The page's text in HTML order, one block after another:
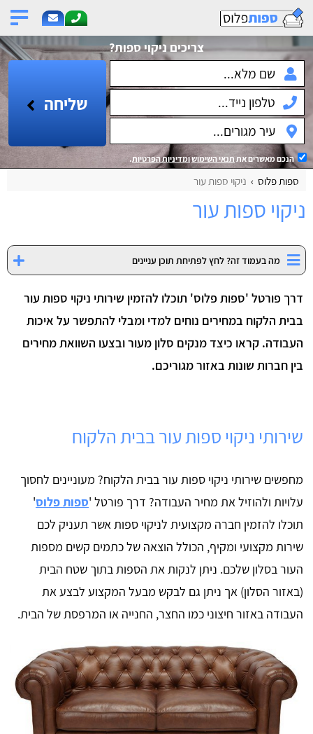
צריכים ניקוי ספות?
שליחה
הנכם מאשרים אתתנאי השימושומדיניות הפרטיות.
ספות פלוס ניקוי ספות עור
ניקוי ספות עור
מה בעמוד זה? לחץ לפתיחת תוכן עניינים
דרך פורטל 'ספות פלוס' תוכלו להזמין שירותי ניקוי ספות עור
בבית הלקוח במחירים נוחים למדי ומבלי להתפשר על איכות
העבודה. קראו כיצד מנקים סלון מעור ובצעו השוואת מחירים
בין חברות שונות באזור מגוריכם.
שירותי ניקוי ספות עור בבית הלקוח
מחפשים שירותי ניקוי ספות עור בבית הלקוח? מעוניינים לחסוך
עלויות ולהוזיל את מחיר העבודה? דרך פורטל 'ספות פלוס'
תוכלו להזמין חברה מקצועית לניקוי ספות אשר תעניק לכם
שירות מקצועי ומקיף, הכולל הוצאה של כתמים קשים מספות
העור בסלון שלכם. ניתן לנקות את הספות בתוך שטח הבית
(באזור הסלון) אך ניתן גם לבקש מבעל המקצוע לבצע את
העבודה באזור חיצוני כמו החצר, החנייה או המרפסת של הבית.